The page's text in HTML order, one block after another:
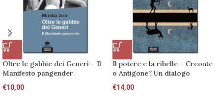
Oltre le gabbie dei Generi – Il
Manifesto pangender
€10,00
Il potere e la ribelle – Creonte
o Antigone? Un dialogo
€14,00